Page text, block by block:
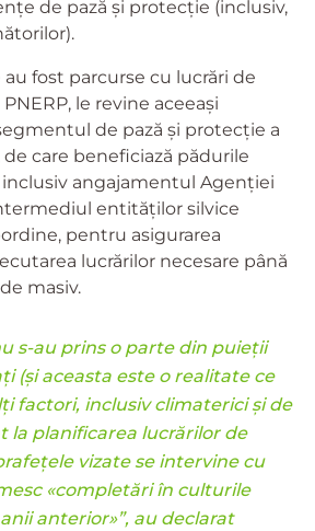
de pază și protecție (inclusiv,
fost parcurse cu lucrări de
le revine aceeași
de pază și protecție a
care beneficiază pădurile
angajamentul Agenției
entităților silvice
pentru asigurarea
lucrărilor necesare până
masiv.
s-au prins o parte din puieții
(și aceasta este o realitate ce
factori, inclusiv climaterici și de
la planificarea lucrărilor de
vizate se intervine cu
«completări în culturile
anterior»”, au declarat